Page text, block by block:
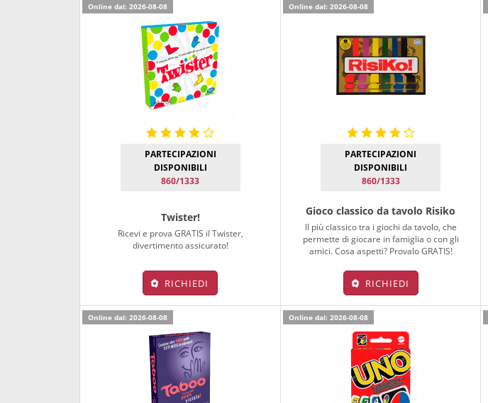
Online dal: 2026-08-08
PARTECIPAZIONI
DISPONIBILI
860/1333
Twister!
Ricevi e prova GRATIS il Twister,
divertimento assicurato!
RICHIEDI
Online dal: 2026-08-08
PARTECIPAZIONI
DISPONIBILI
860/1333
Gioco classico da tavolo Risiko
ll più classico tra i giochi da tavolo, che
permette di giocare in famiglia o con gli
amici. Cosa aspetti? Provalo GRATIS!
RICHIEDI
Online dal: 2026-08-08 Online dal: 2026-08-08